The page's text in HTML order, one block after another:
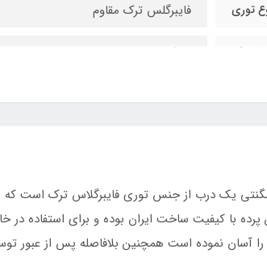
توری فایبرگلس ترک مقاوم
تعداد تکه
یک درب از جنس توری فایبرگلاس ترک است
با کیفیت ساخت ایران بوده و برای استفاده
آسان نموده است همچنین بلافاصله پس از عبور